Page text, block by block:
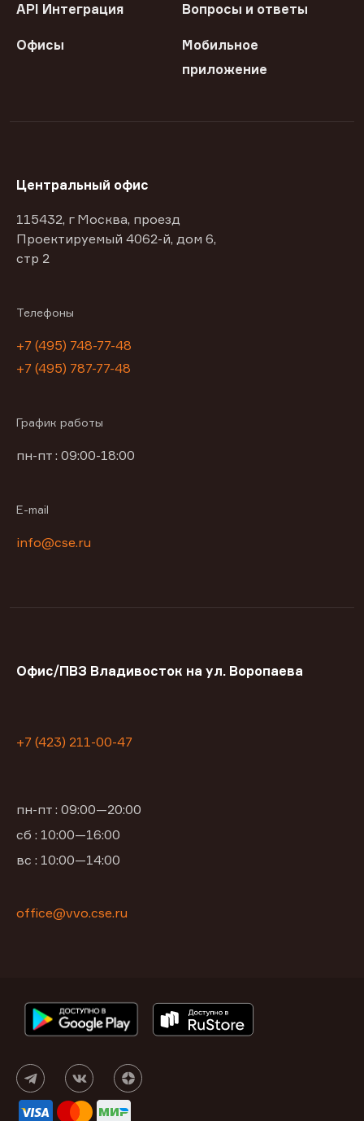
API Интеграция Вопросы и ответы
Офисы
Мобильное
приложение
Центральный офис
115432, г Москва, проезд
Проектируемый 4062-й, дом 6,
стр 2
Телефоны
+7 (495) 748-77-48
+7 (495) 787-77-48
График работы
пн-пт : 09:00-18:00
E-mail
info@cse.ru
Офис/ПВЗ Владивосток на ул. Воропаева
+7 (423) 211-00-47
пн-пт : 09:00—20:00
сб : 10:00—16:00
вс : 10:00—14:00
office@vvo.cse.ru